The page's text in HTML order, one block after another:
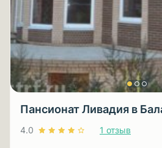
Пансионат Ливадия в
4.0 1 отзыв